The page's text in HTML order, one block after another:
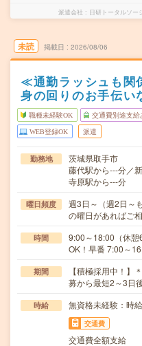
派遣会社 日研トータルソ
未読 掲載日 2026/08/06
≪通勤ラッシュも関
身の回りのお手伝い
職種未経験OK 交通費別途支給
WEB登録OK 派遣
勤務地
茨城県取手市
藤代駅から---分／
寺原駅から---分
曜日頻度
週3日～（週2日～
の曜日があればご
時間
9:00～18:00（休憩
OK！早番 7:00～
期間
【積極採用中！】
募から最短2～3日
時給 無資格未経験：
交通費
交通費全額支給